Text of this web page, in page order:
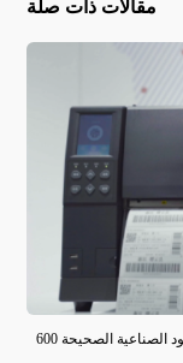
مقالات ذات صلة